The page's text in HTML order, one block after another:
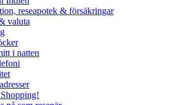
reseapotek & försäkringar
valuta
i natten